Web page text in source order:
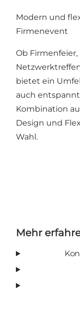
Modern und
Firmenevent
Ob Firmenfeier,
bietet ein
auch
Kombination
Design und
Wahl.
Mehr